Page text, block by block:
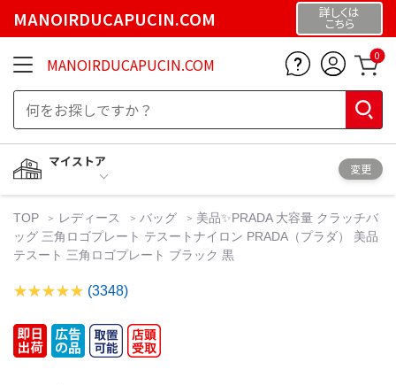
MANOIRDUCAPUCIN.COM 詳しくは
こちら
MANOIRDUCAPUCIN.COM 0
マイストア
変更
TOP レディース バッグ
美品✨PRADA 大容量 クラッチバ
ッグ 三角ロゴプレート テスートナイロン PRADA（プラダ） 美品
テスート 三角ロゴプレート ブラック 黒
(3348)